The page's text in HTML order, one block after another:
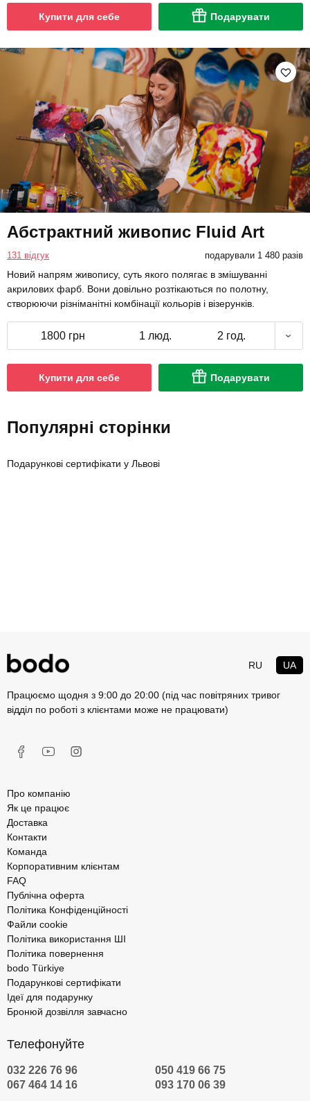
Купити для себе Подарувати
Абстрактний живопис Fluid Art
131 відгук подарували 1 480 разів
Новий напрям живопису, суть якого полягає в змішуванні
акрилових фарб. Вони довільно розтікаються по полотну,
створюючи різніманітні комбінації кольорів і візерунків.
1800 грн 1 люд. 2 год.
Купити для себе Подарувати
Популярні сторінки
Подарункові сертифікати у Львові
RU UA
Працюємо щодня з 9:00 до 20:00 (під час повітряних тривог
відділ по роботі з клієнтами може не працювати)
Про компанію
Як це працює
Доставка
Контакти
Команда
Корпоративним клієнтам
FAQ
Публічна оферта
Політика Конфіденційності
Файли cookie
Політика використання ШІ
Політика повернення
bodo Türkiye
Подарункові сертифікати
Ідеї для подарунку
Бронюй дозвілля завчасно
Телефонуйте
032 226 76 96
050 419 66 75
067 464 14 16
093 170 06 39